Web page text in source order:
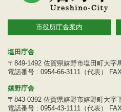
市役所庁舎案内
塩田庁舎
〒849-1492 佐賀県嬉野市塩田町大字
電話番号 : 0954-66-3111（代表）
嬉野庁舎
〒843-0392 佐賀県嬉野市嬉野町大字
電話番号 : 0954-43-1111（代表）